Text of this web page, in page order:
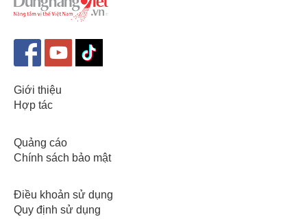
Giới thiệu
Hợp tác
Quảng cáo
Chính sách bảo mật
Điều khoản sử dụng
Quy định sử dụng